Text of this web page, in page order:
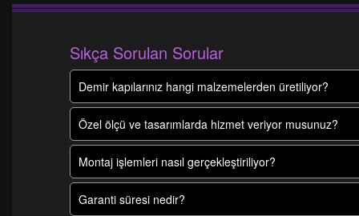
Sıkça Sorulan Sorular
Demir kapılarınız hangi malzemelerden üretiliyor?
Özel ölçü ve tasarımlarda hizmet veriyor musunuz?
Montaj işlemleri nasıl gerçekleştiriliyor?
Garanti süresi nedir?